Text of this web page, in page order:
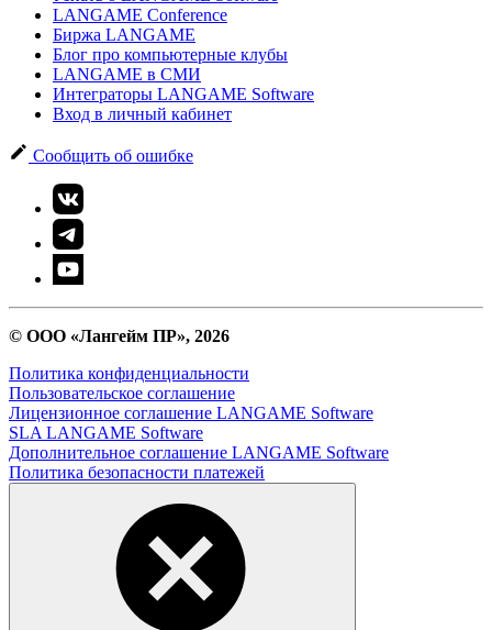
LANGAME Conference
Биржа LANGAME
Блог про компьютерные клубы
LANGAME в СМИ
Интеграторы LANGAME Software
Вход в личный кабинет
Сообщить об ошибке
© ООО «Лангейм ПР», 2026
Политика конфиденциальности
Пользовательское соглашение
Лицензионное соглашение LANGAME Software
SLA LANGAME Software
Дополнительное соглашение LANGAME Software
Политика безопасности платежей